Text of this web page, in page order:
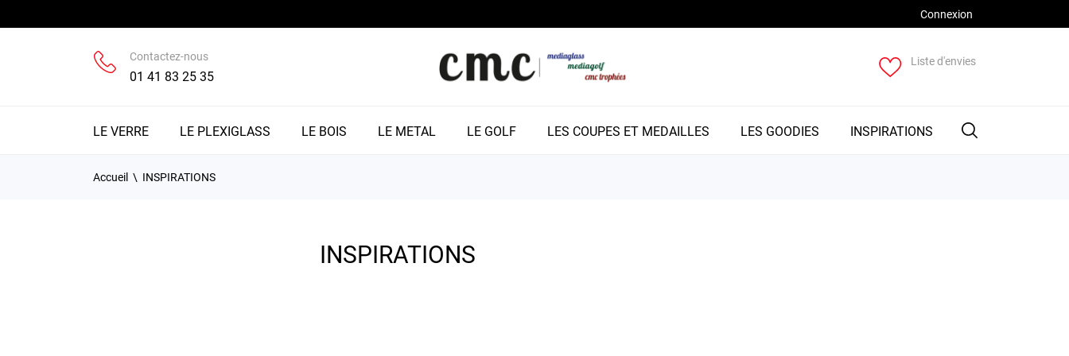
Connexion
Contactez-nous
01 41 83 25 35
Liste d'envies
LE VERRE LE PLEXIGLASS LE BOIS LE METAL LE GOLF LES COUPES ET MEDAILLES LES GOODIES INSPIRATIONS
Accueil INSPIRATIONS
INSPIRATIONS